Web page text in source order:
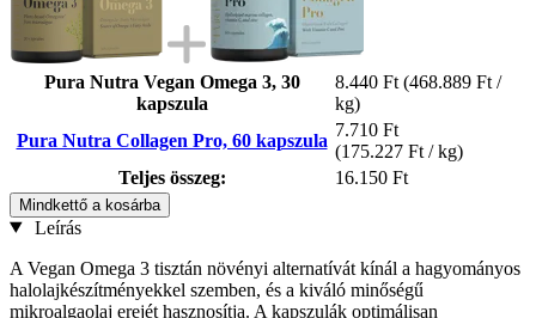
Pura Nutra Vegan Omega 3, 30
kapszula
8.440 Ft (468.889 Ft /
kg)
Pura Nutra Collagen Pro, 60 kapszula
7.710 Ft
(175.227 Ft / kg)
Teljes összeg:
16.150 Ft
Mindkettő a kosárba
Leírás
A Vegan Omega 3 tisztán növényi alternatívát kínál a hagyományos
halolajkészítményekkel szemben, és a kiváló minőségű
mikroalgaolaj erejét hasznosítja. A kapszulák optimálisan